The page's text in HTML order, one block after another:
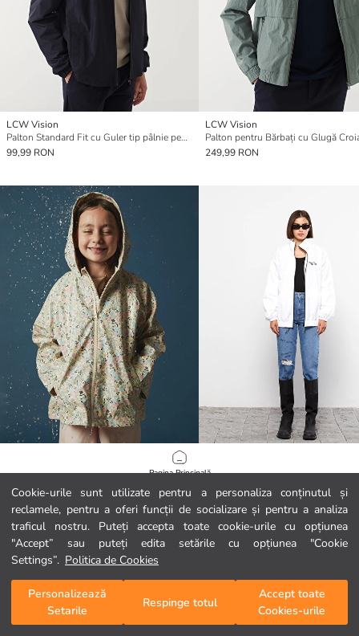
Cookie-urile sunt utilizate pentru a personaliza conținutul și
reclamele, pentru a oferi funcții de socializare și pentru a analiza
traficul nostru. Puteți accepta toate cookie-urile cu opțiunea
"Accept” sau puteți edita setările cu opțiunea "Cookie
Settings”. Politica de Cookies
Personalizează
Setarile
Respinge totul
Accept toate
Cookies-urile
Pagina Principală
Categorii
Coșul meu
LCW Vision
Palton Standard Fit cu Guler tip pâlnie pentru Bărbați
99,99 RON
LCW Vision
249,99 RON
Pelerină de ploaie cu glugă și imprimeu floral pentru Fete
49,99 RON
109,99 RON